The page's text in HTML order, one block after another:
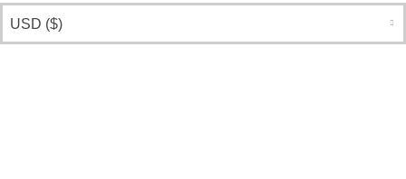
USD ($)